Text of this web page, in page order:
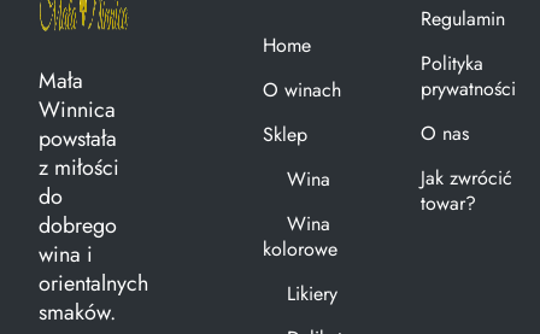
Mała
Winnica
powstała
z miłości
do
dobrego
wina i
orientalnych
smaków.
Home
O winach
Sklep
Wina
Wina
kolorowe
Likiery
Regulamin
Polityka
prywatności
O nas
Jak zwrócić
towar?